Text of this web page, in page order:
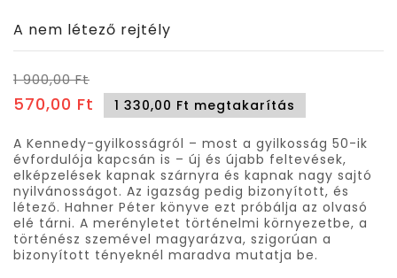
A nem létező rejtély
1 900,00 Ft
570,00 Ft 1 330,00 Ft megtakarítás
A Kennedy-gyilkosságról – most a gyilkosság 50-ik
évfordulója kapcsán is – új és újabb feltevések,
elképzelések kapnak szárnyra és kapnak nagy sajtó
nyilvánosságot. Az igazság pedig bizonyított, és
létező. Hahner Péter könyve ezt próbálja az olvasó
elé tárni. A merényletet történelmi környezetbe, a
történész szemével magyarázva, szigorúan a
bizonyított tényeknél maradva mutatja be.